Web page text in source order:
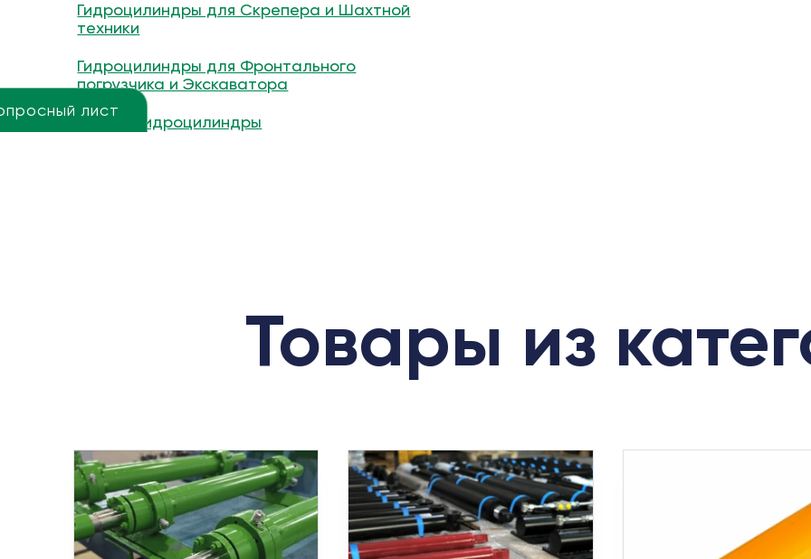
лист
Гидроцилиндры для Скрепера и Шахтной
техники
Гидроцилиндры для Фронтального
погрузчика и Экскаватора
Другие гидроцилиндры
Товары из